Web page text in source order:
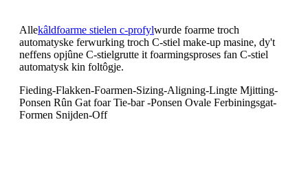
Allekâldfoarme stielen c-profylwurde foarme troch
automatyske ferwurking troch C-stiel make-up masine, dy't
neffens opjûne C-stielgrutte it foarmingsproses fan C-stiel
automatysk kin foltôgje.
Fieding-Flakken-Foarmen-Sizing-Aligning-Lingte Mjitting-
Ponsen Rûn Gat foar Tie-bar -Ponsen Ovale Ferbiningsgat-
Formen Snijden-Off